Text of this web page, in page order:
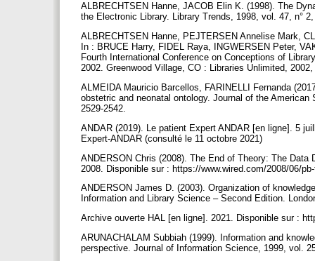
ALBRECHTSEN Hanne, JACOB Elin K. (1998). The
the Electronic Library. Library Trends, 1998, vol. 47, n°
ALBRECHTSEN Hanne, PEJTERSEN Annelise Mark,
In : BRUCE Harry, FIDEL Raya, INGWERSEN Peter,
Fourth International Conference on Conceptions of
2002. Greenwood Village, CO : Libraries Unlimited,
ALMEIDA Mauricio Barcellos, FARINELLI Fernanda
obstetric and neonatal ontology. Journal of the
2529-2542.
ANDAR (2019). Le patient Expert ANDAR [en ligne]. 5
Expert-ANDAR (consulté le 11 octobre 2021)
ANDERSON Chris (2008). The End of Theory: The
2008. Disponible sur : https://www.wired.com/2008/06/
ANDERSON James D. (2003). Organization of
Information and Library Science – Second Edition.
Archive ouverte HAL [en ligne]. 2021. Disponible sur :
ARUNACHALAM Subbiah (1999). Information and
perspective. Journal of Information Science, 1999, vol.